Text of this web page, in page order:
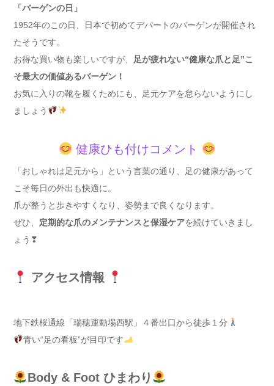
「バーゲンの日」
1952年のこの日、日本で初めてデパートのバーゲンが開催され
たそうです。
お得な買い物も楽しいですが、
足が疲れない“健康な爪と足”こ
そ最大の価値あるバーゲン！
お気に入りの靴を履くためにも、足元ケアを怠らないようにし
ましょう
健康ひも付けコメント
「おしゃれは足元から」という言葉の通り、足の健康があって
こそ毎日の外出も快適に。
爪が整うと歩きやすくなり、姿勢まで良くなります。
ぜひ、 定期的な爪のメンテナンスと保湿ケアを続けていきまし
ょう❣
アクセス情報
地下鉄桜通線「瑞穂運動場西駅」４番出口から徒歩１分
青い“足の看板”が目印です
Body & Foot ひまわり